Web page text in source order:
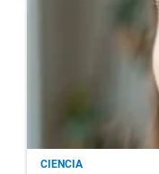
CIENCIA